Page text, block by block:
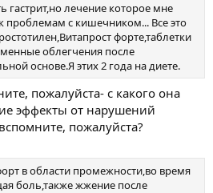
гастрит,но лечение которое мне
проблемам с кишечником... Все это
форте,таблетки
облегчения после
основе.Я этих 2 года на диете.
пожалуйста- с какого она
эффекты от нарушений
пожалуйста?
в области промежности,во время
боль,также жжение после